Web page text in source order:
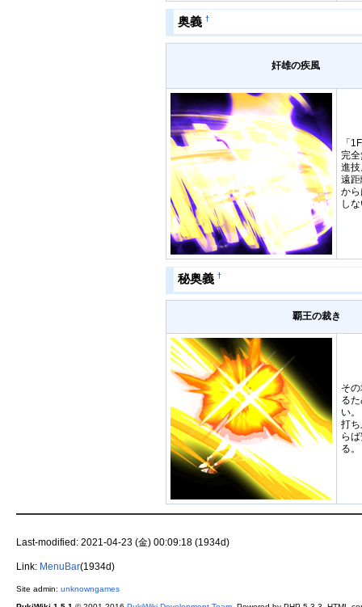
奥義 †
奸雄の疾風
「
完
進技
遠
か
し
秘奥義 †
覇王の裁き
そ
る
い。
打
ら
る。
Last-modified: 2021-04-23 (金) 00:09:18 (1934d)
Link: MenuBar(1934d)
Site admin: unknowngames